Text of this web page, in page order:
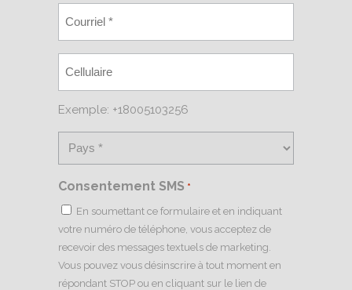
Exemple: +18005103256
Consentement SMS *
En soumettant ce formulaire et en indiquant
votre numéro de téléphone, vous acceptez de
recevoir des messages textuels de marketing.
Vous pouvez vous désinscrire à tout moment en
répondant STOP ou en cliquant sur le lien de